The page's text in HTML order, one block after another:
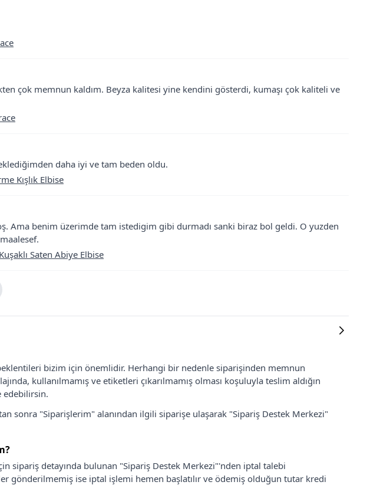
çok memnun kaldım. Beyza kalitesi yine kendini gösterdi, kumaşı çok kaliteli ve
daha iyi ve tam beden oldu.
Kışlık Elbise
Ama benim üzerimde tam istedigim gibi durmadı sanki biraz bol geldi. O yuzden
Saten Abiye Elbise
bizim için önemlidir. Herhangi bir nedenle siparişinden memnun
kullanılmamış ve etiketleri çıkarılmamış olması koşuluyla teslim aldığın
edebilirsin.
sonra "Siparişlerim" alanından ilgili siparişe ulaşarak "Sipariş Destek Merkezi"
sipariş detayında bulunan "Sipariş Destek Merkezi"'nden iptal talebi
gönderilmemiş ise iptal işlemi hemen başlatılır ve ödemiş olduğun tutar kredi